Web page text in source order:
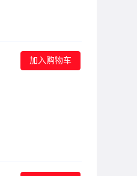
加入购物车